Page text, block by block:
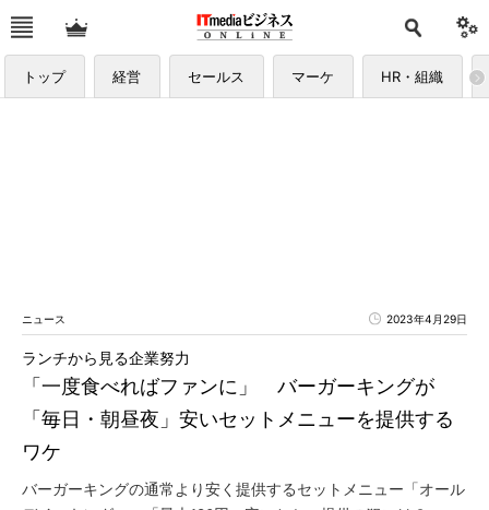
トップ 経営 セールス マーケ HR・組織
ニュース 2023年4月29日
「一度食べればファンに」 バーガーキングが
「毎日・朝昼夜」安いセットメニューを提供する
ワケ
ランチから見る企業努力
バーガーキングの通常より安く提供するセットメニュー「オール